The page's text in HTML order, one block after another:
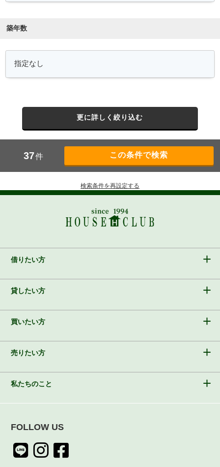
築年数
更に詳しく絞り込む
37件
検索条件を再設定する
借りたい方
貸したい方
買いたい方
売りたい方
私たちのこと
FOLLOW US